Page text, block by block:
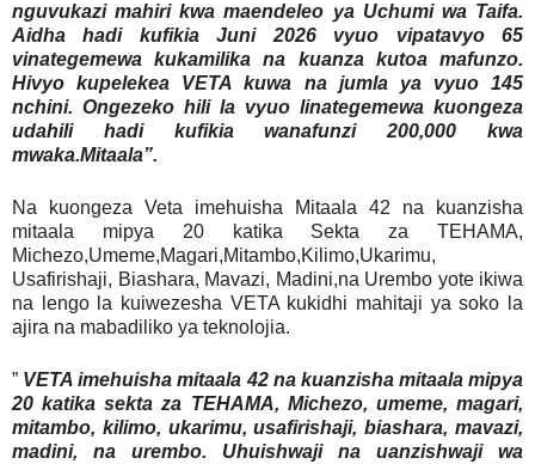
nguvukazi mahiri kwa maendeleo ya Uchumi wa Taifa.
Aidha hadi kufikia Juni 2026 vyuo vipatavyo 65
vinategemewa kukamilika na kuanza kutoa mafunzo.
Hivyo kupelekea VETA kuwa na jumla ya vyuo 145
nchini. Ongezeko hili la vyuo linategemewa kuongeza
udahili hadi kufikia wanafunzi 200,000 kwa
mwaka.Mitaala”.
Na kuongeza Veta imehuisha Mitaala 42 na kuanzisha
mitaala mipya 20 katika Sekta za TEHAMA,
Michezo,Umeme,Magari,Mitambo,Kilimo,Ukarimu,
Usafirishaji, Biashara, Mavazi, Madini,na Urembo yote ikiwa
na lengo la kuiwezesha VETA kukidhi mahitaji ya soko la
ajira na mabadiliko ya teknolojia.
” VETA imehuisha mitaala 42 na kuanzisha mitaala mipya
20 katika sekta za TEHAMA, Michezo, umeme, magari,
mitambo, kilimo, ukarimu, usafirishaji, biashara, mavazi,
madini, na urembo. Uhuishwaji na uanzishwaji wa